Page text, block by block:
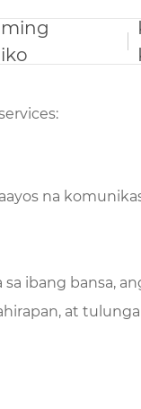
na
ibang bansa,
at